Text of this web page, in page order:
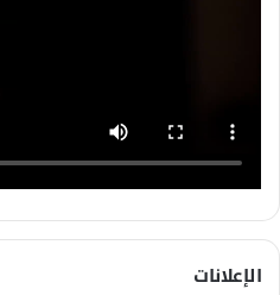
الإعلانات